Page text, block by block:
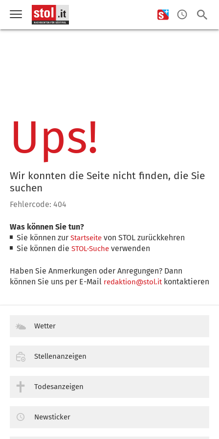
Ups!
Wir konnten die Seite nicht finden, die Sie
suchen
Fehlercode: 404
Was können Sie tun?
Sie können zurStartseite von STOL zurückkehren
Sie können dieSTOL-Suche verwenden
Haben Sie Anmerkungen oder Anregungen? Dann
können Sie uns per E-Mail redaktion@stol.itkontaktieren
Wetter
Stellenanzeigen
Todesanzeigen
Newsticker